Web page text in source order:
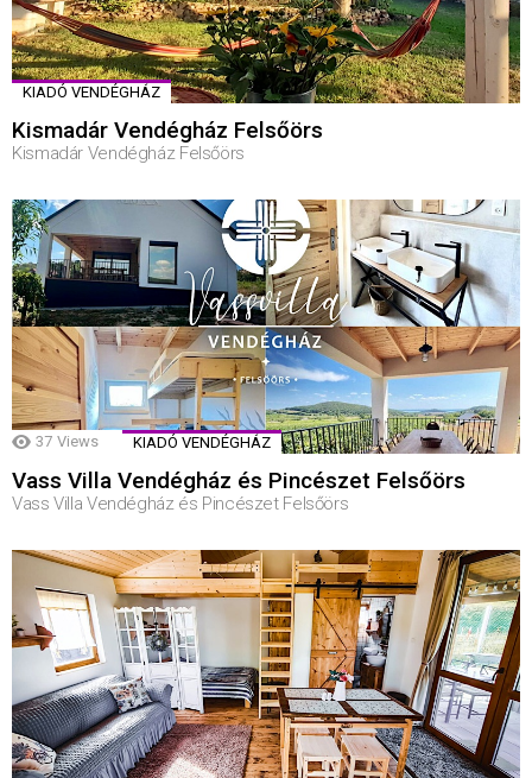
KIADÓ VENDÉGHÁZ
Kismadár Vendégház Felsőörs
Kismadár Vendégház Felsőörs
37 Views KIADÓ VENDÉGHÁZ
Vass Villa Vendégház és Pincészet Felsőörs
Vass Villa Vendégház és Pincészet Felsőörs